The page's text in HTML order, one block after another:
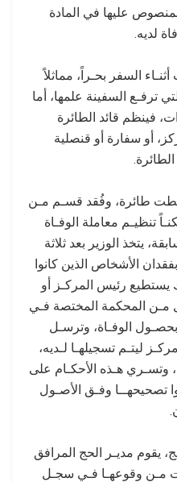
عليها في المادة
السفر بحـراً، مماثلاً
ترفـع السفينة علمها، أما
فينظم قائد الطائرة
أو سفارة أو قنصلية
طائرة، وفُقد قسـم مـن
تنظيـم معاملة الوفـاة
يتخذ الوزير بعد ثلاثة
الأشخاص الذين كانوا
يستطيع رئيس المركـز أو
المحكمة المختصة فـي
الوفـاة، وترسـل
ليتـم تسجيلهـا لـديه،
وتسـري هـذه الأحكـام على
تصحيحهــا وفـق الأصـول
يقوم مديـر الحج المرافق
مـن وقوعهـا فـي سجـل